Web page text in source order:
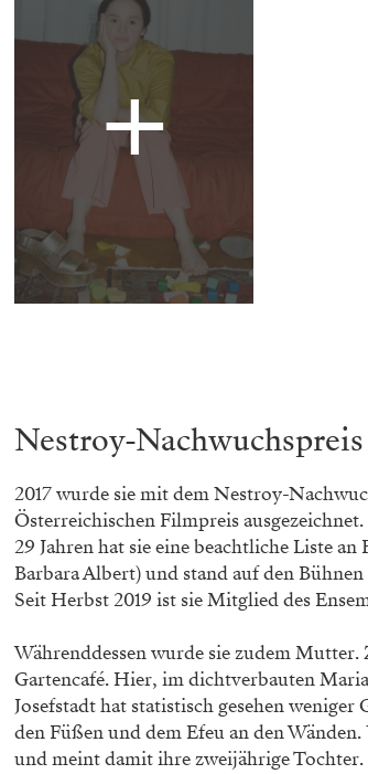
Nestroy-Nachwuchspreis
2017 wurde sie mit dem Nestroy-­
Österreichischen Filmpreis
29 Jahren hat sie eine beachtliche Liste
Barbara Albert) und stand auf den
Seit Herbst 2019 ist sie Mitglied des
Währenddessen wurde sie zudem
Gartencafé. Hier, im dichtverbauten
Josefstadt hat statistisch gesehen
den Füßen und dem Efeu an den
und meint damit ihre zweijährige